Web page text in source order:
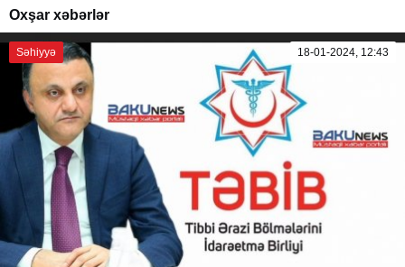
Oxşar xəbərlər
Səhiyyə 18-01-2024, 12:43